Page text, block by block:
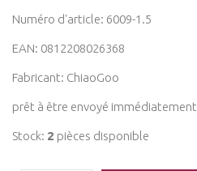
Numéro d'article: 6009-1.5
EAN: 0812208026368
Fabricant: ChiaoGoo
prêt à être envoyé immédiatement
Stock: 2 pièces disponible